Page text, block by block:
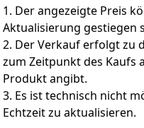
Einfachste Bedienung
erfolgt per
Reinigung mühelos
automatischer
bei leerem Akku
wartet dort auf
zum Kinderspiel und
Geprüfte Qualität &
strömungsgünstige
1. Der angezeigte Preis
Aktualisierung gestiegen
2. Der Verkauf erfolgt zu
zum Zeitpunkt des Kaufs
Produkt angibt.
3. Es ist technisch nicht
Echtzeit zu aktualisieren.